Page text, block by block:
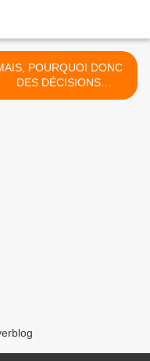
POURQUOI DONC
DES DÉCISIONS
PROVOCATRICES QUI